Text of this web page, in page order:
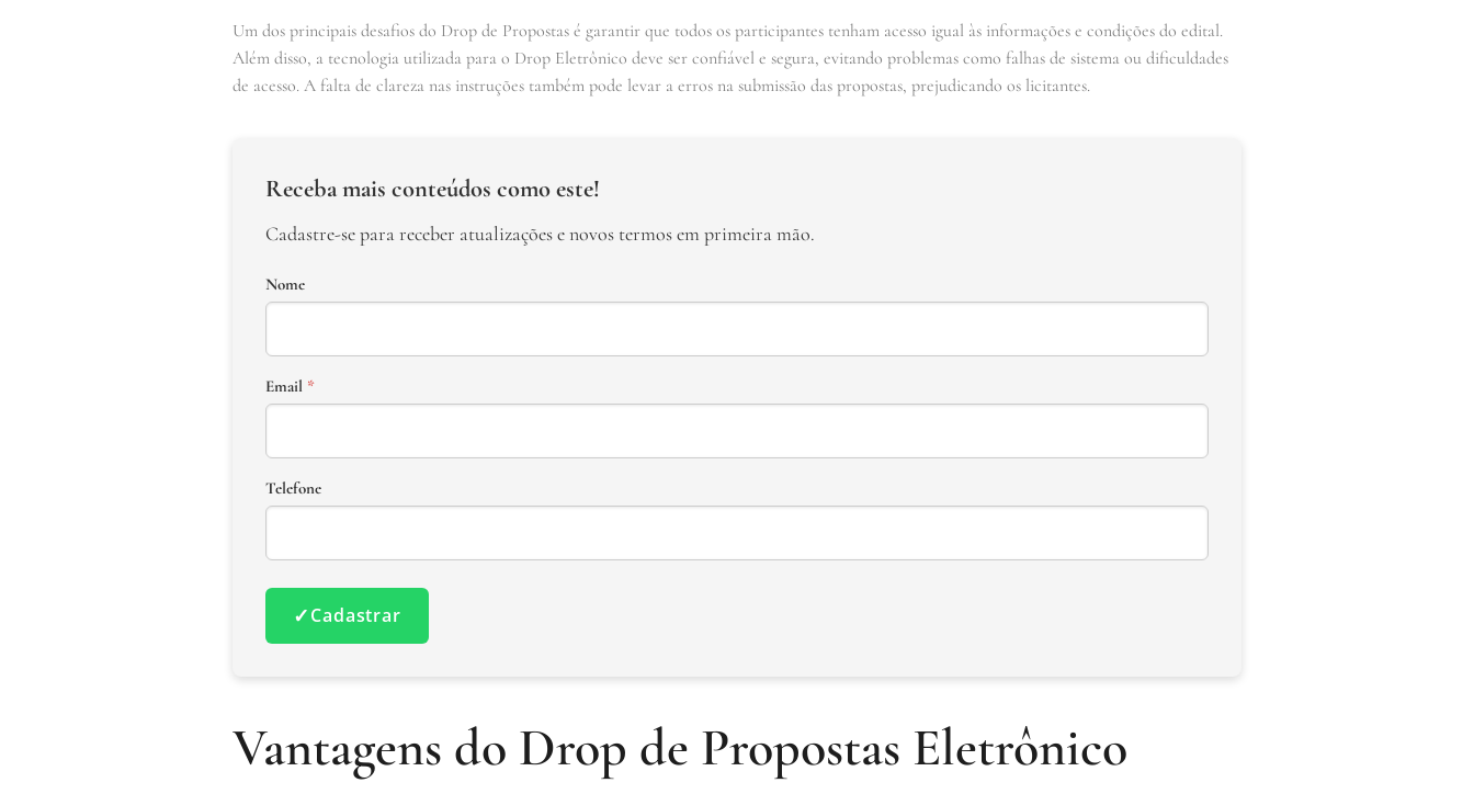
Um dos principais desafios do Drop de Propostas é garantir que todos os participantes tenham acesso igual às informações e condições do edital.
Além disso, a tecnologia utilizada para o Drop Eletrônico deve ser confiável e segura, evitando problemas como falhas de sistema ou dificuldades
de acesso. A falta de clareza nas instruções também pode levar a erros na submissão das propostas, prejudicando os licitantes.
Receba mais conteúdos como este!
Cadastre-se para receber atualizações e novos termos em primeira mão.
Nome
Email *
Telefone
✓Cadastrar
Vantagens do Drop de Propostas Eletrônico